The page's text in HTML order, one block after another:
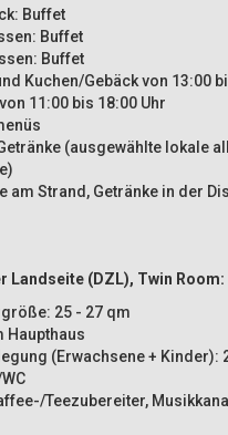
Buffet
Buffet
Buffet
Kuchen/Gebäck von 13:00
11:00 bis 18:00 Uhr
(ausgewählte lokale
am Strand, Getränke in der
Landseite (DZL), Twin Room:
25 - 27 qm
Haupthaus
(Erwachsene + Kinder):
Teezubereiter,